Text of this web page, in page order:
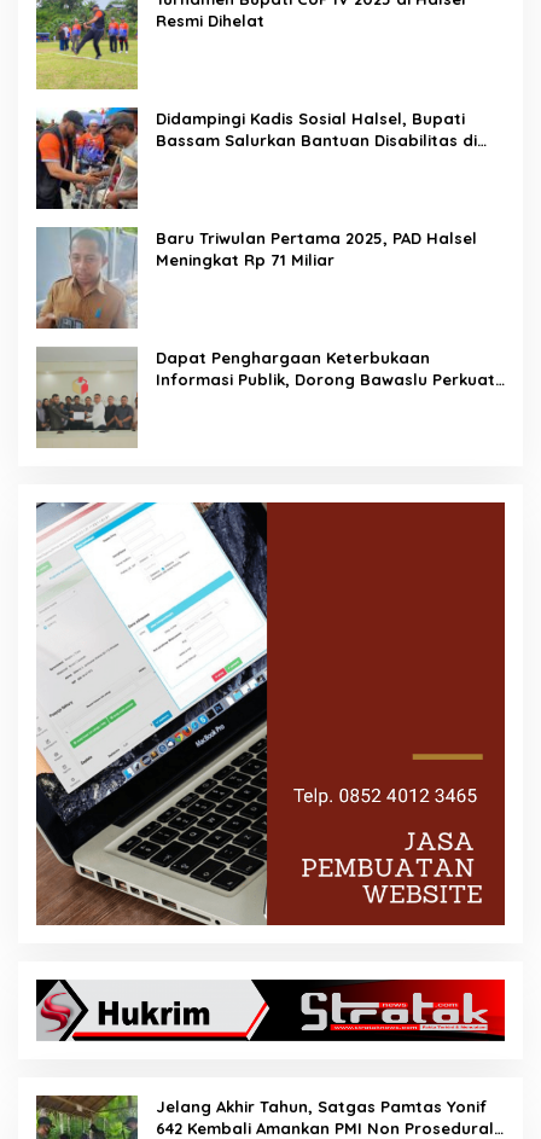
Resmi Dihelat
Didampingi Kadis Sosial Halsel, Bupati
Bassam Salurkan Bantuan Disabilitas di
Baru Triwulan Pertama 2025, PAD Halsel
Meningkat Rp 71 Miliar
Dapat Penghargaan Keterbukaan
Informasi Publik, Dorong Bawaslu Perkuat
Jelang Akhir Tahun, Satgas Pamtas Yonif
642 Kembali Amankan PMI Non Prosedural